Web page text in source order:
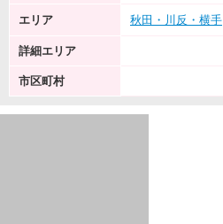
エリア 秋田・川反・横手
詳細エリア
市区町村